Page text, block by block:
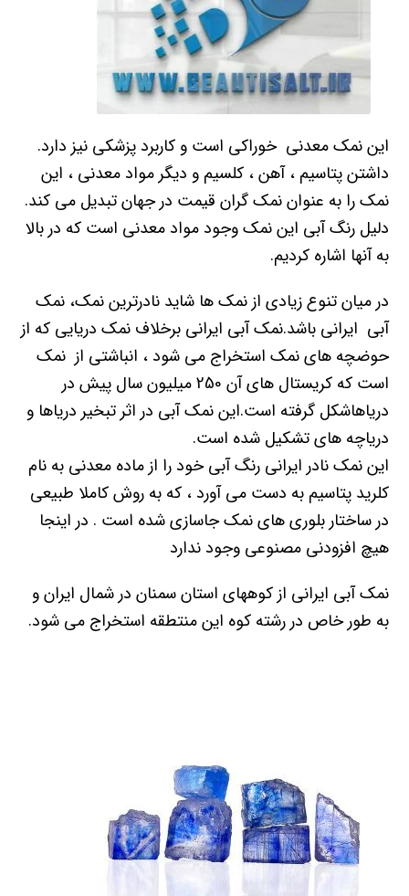
این نمک معدنی خوراکی است و کاربرد پزشکی نیز دارد.
داشتن پتاسیم ، آهن ، کلسیم و دیگر مواد معدنی ، این
نمک را به عنوان نمک گران قیمت در جهان تبدیل می کند.
دلیل رنگ آبی این نمک وجود مواد معدنی است که در بالا
به آنها اشاره کردیم.
در میان تنوع زیادی از نمک ها شاید نادرترین نمک، نمک
آبی ایرانی باشد.نمک آبی ایرانی برخلاف نمک دریایی که از
حوضچه های نمک استخراج می شود ، انباشتی از نمک
است که کریستال های آن 250 میلیون سال پیش در
دریاهاشکل گرفته است.این نمک آبی در اثر تبخیر دریاها و
دریاچه های تشکیل شده است.
این نمک نادر ایرانی رنگ آبی خود را از ماده معدنی به نام
کلرید پتاسیم به دست می آورد ، که به روش کاملا طبیعی
در ساختار بلوری های نمک جاسازی شده است . در اینجا
هیچ افزودنی مصنوعی وجود ندارد
نمک آبی ایرانی از کوههای استان سمنان در شمال ایران و
به طور خاص در رشته کوه این منتطقه استخراج می شود.